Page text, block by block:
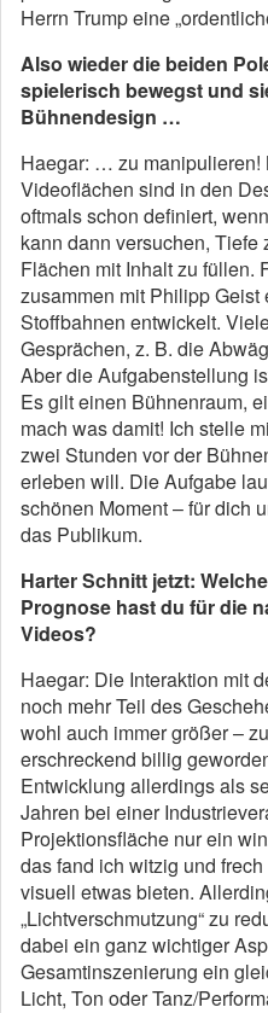
Herrn Trump eine
Also wieder die beiden
spielerisch bewegst und
Bühnendesign …
Haegar: … zu manipulieren!
Videoflächen sind in den
oftmals schon definiert,
kann dann versuchen,
Flächen mit Inhalt zu füllen.
zusammen mit Philipp
Stoffbahnen entwickelt.
Gesprächen, z. B. die
Aber die Aufgabenstellung
Es gilt einen Bühnenraum,
mach was damit! Ich stelle
zwei Stunden vor der
erleben will. Die Aufgabe
schönen Moment – für dich
das Publikum.
Harter Schnitt jetzt:
Prognose hast du für die
Videos?
Haegar: Die Interaktion mit
noch mehr Teil des
wohl auch immer größer –
erschreckend billig
Entwicklung allerdings als
Jahren bei einer
Projektionsfläche nur ein
das fand ich witzig und
visuell etwas bieten.
„Lichtverschmutzung“ zu
dabei ein ganz wichtiger
Gesamtinszenierung ein
Licht, Ton oder Tanz/